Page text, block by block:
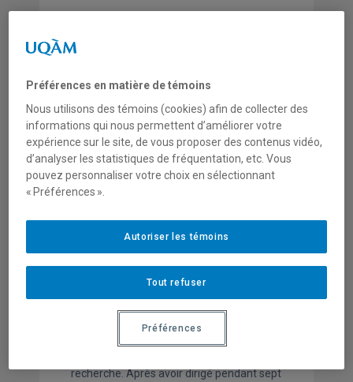
Isabel Heck (Ph.D. en anthropologie) se
consacre à la recherche-action dans le but
de favoriser l’inclusion sociale. Jetant un
pont entre la production de connaissances
nes de quartiers à faible revenu. Plus
largement, elle s’intéresse aux méthodes
pour réduire les inégalités sociales et pour
recherche. Après avoir dirigé pendant sept
Préférences en matière de témoins
Nous utilisons des témoins (cookies) afin de collecter des
informations qui nous permettent d’améliorer votre
expérience sur le site, de vous proposer des contenus vidéo,
d’analyser les statistiques de fréquentation, etc. Vous
pouvez personnaliser votre choix en sélectionnant
« Préférences ».
Tout refuser
Autoriser les témoins
Préférences